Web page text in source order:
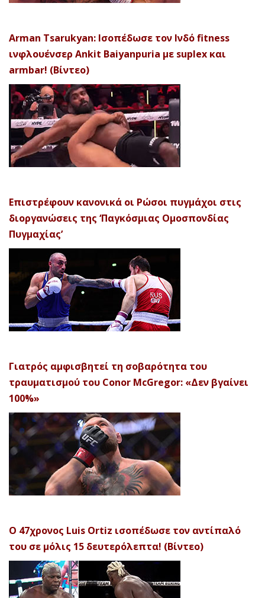
Arman Tsarukyan: Ισοπέδωσε τον Ινδό fitness
ινφλουένσερ Ankit Baiyanpuria με suplex και
armbar! (Βίντεο)
Επιστρέφουν κανονικά οι Ρώσοι πυγμάχοι στις
διοργανώσεις της ‘Παγκόσμιας Ομοσπονδίας
Πυγμαχίας’
Γιατρός αμφισβητεί τη σοβαρότητα του
τραυματισμού του Conor McGregor: «Δεν βγαίνει
100%»
Ο 47χρονος Luis Ortiz ισοπέδωσε τον αντίπαλό
του σε μόλις 15 δευτερόλεπτα! (Βίντεο)